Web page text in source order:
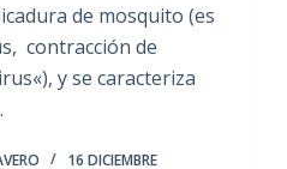
de mosquito (es
contracción de
y se caracteriza
16 DICIEMBRE